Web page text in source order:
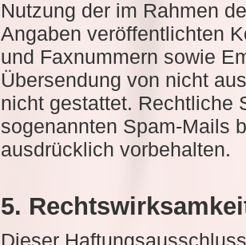
Nutzung der im Rahmen
Angaben veröffentlichten
und Faxnummern sowie
Übersendung von nicht
nicht gestattet. Rechtliche
sogenannten Spam-Mails
ausdrücklich vorbehalten.
5.
Dieser